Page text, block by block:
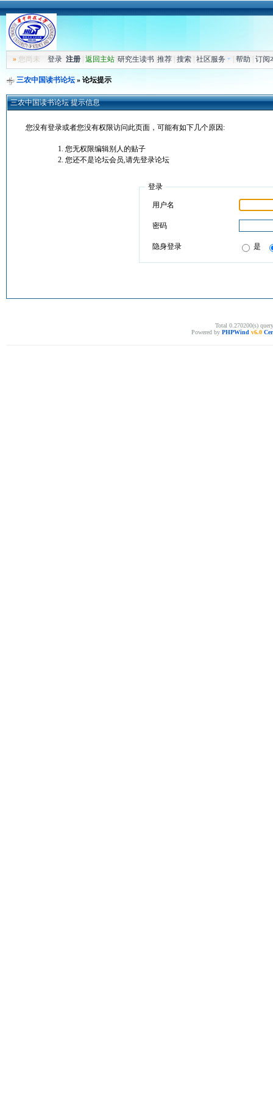
»您尚未 登录 注册| 返回主站| 研究生读书| 推荐| 搜索| 社区服务 帮助 订阅
三农中国读书论坛» 论坛提示
三农中国读书论坛 提示信息
您没有登录或者您没有权限访问此页面，可能有如下几个原因:
您无权限编辑别人的贴子
您还不是论坛会员,请先登录论坛
登录
用户名
密码
隐身登录 是
Total 0.270200(s)
Powered by PHPWind v6.0